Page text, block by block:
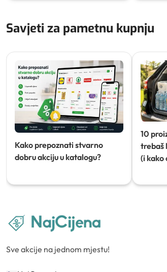
Savjeti za pametnu kupnju
Kako prepoznati stvarno
dobru akciju u katalogu?
10
trebaš
(i kako
Sve akcije na jednom mjestu!